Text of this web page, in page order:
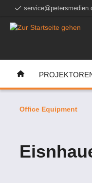
springen Zur
Office Equipment